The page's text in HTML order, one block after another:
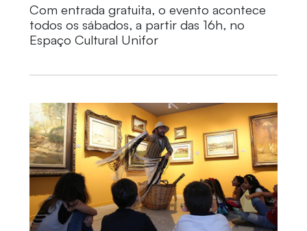
Com entrada gratuita, o evento acontece
todos os sábados, a partir das 16h, no
Espaço Cultural Unifor